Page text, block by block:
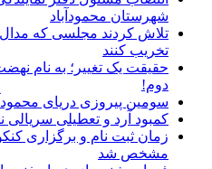
شهرستان محمودآباد
تلاش کردند مجلسی که مدال
تخریب کنند
حقيقت يک تغيير؛ به نام
دوم!
سومین پیروزی دریای
کمبود آرد و تعطیلی سریالی
مشخص شد